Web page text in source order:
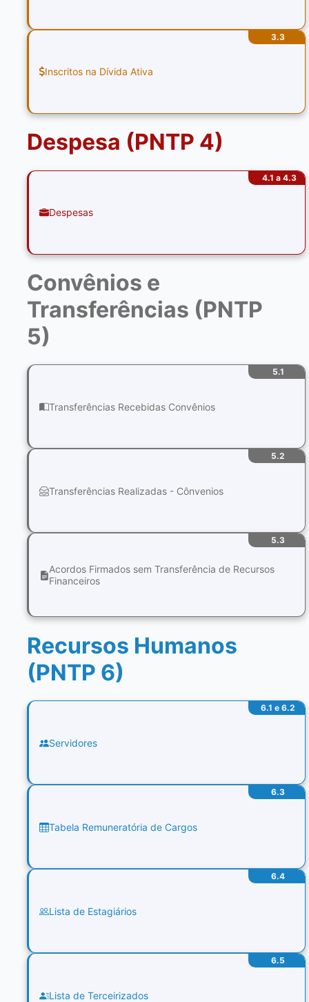
3.3
Inscritos na Dívida Ativa
Despesa (PNTP 4)
4.1 a 4.3
Despesas
Convênios e
Transferências (PNTP
5)
5.1
Transferências Recebidas Convênios
5.2
Transferências Realizadas - Cônvenios
5.3
Acordos Firmados sem Transferência de Recursos
Financeiros
Recursos Humanos
(PNTP 6)
6.1 e 6.2
Servidores
6.3
Tabela Remuneratória de Cargos
6.4
Lista de Estagiários
6.5
Lista de Terceirizados